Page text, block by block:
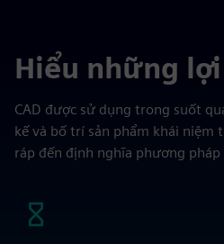
Hiểu những
CAD được sử dụng trong suốt
kế và bố trí sản phẩm khái niệm
ráp đến định nghĩa phương pháp